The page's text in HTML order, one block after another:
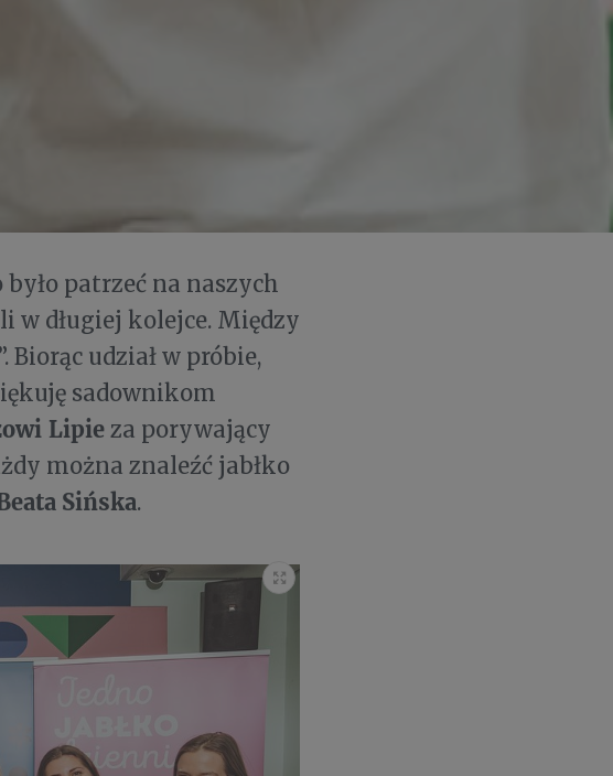
patrzeć na naszych
w długiej kolejce. Między
Biorąc udział w próbie,
sadownikom
Lipie za porywający
można znaleźć jabłko
Sińska.